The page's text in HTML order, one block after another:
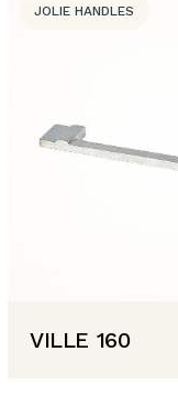
JOLIE HANDLES
VILLE 160